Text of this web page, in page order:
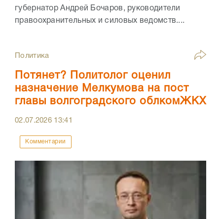
губернатор Андрей Бочаров, руководители
правоохранительных и силовых ведомств....
Политика
Потянет? Политолог оценил
назначение Мелкумова на пост
главы волгоградского облкомЖКХ
02.07.2026 13:41
Комментарии